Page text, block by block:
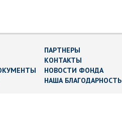
ПАРТНЕРЫ
КОНТАКТЫ
НОВОСТИ ФОНДА
НАША БЛАГОДАРНОСТЬ